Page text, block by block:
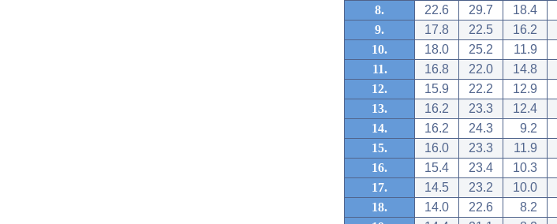
8.
22.6 29.7 18.4
9.
17.8 22.5 16.2
10.
18.0 25.2 11.9
11.
16.8 22.0 14.8
12.
15.9 22.2 12.9
13.
16.2 23.3 12.4
14.
16.2 24.3 9.2
15.
16.0 23.3 11.9
16.
15.4 23.4 10.3
17.
14.5 23.2 10.0
18.
14.0 22.6 8.2